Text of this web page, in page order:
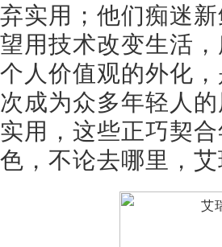
弃实用；他们痴迷
望用技术改变生活
个人价值观的外化
次成为众多年轻人
实用，这些正巧契
色，不论去哪里，